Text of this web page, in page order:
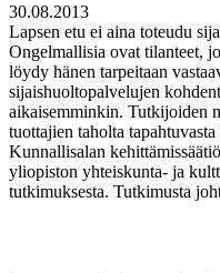
30.08.2013
Lapsen etu ei aina toteudu
Ongelmallisia ovat tilanteet,
löydy hänen tarpeitaan
sijaishuoltopalvelujen
aikaisemminkin. Tutkijoiden
tuottajien taholta
Kunnallisalan
yliopiston yhteiskunta- ja
tutkimuksesta. Tutkimusta